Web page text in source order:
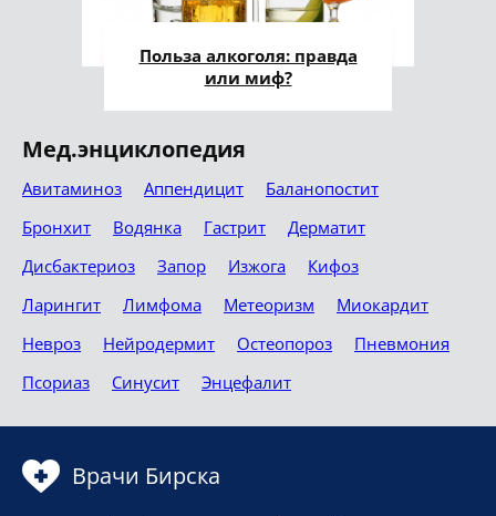
Польза алкоголя: правда
или миф?
Мед.энциклопедия
Авитаминоз Аппендицит
Баланопостит
Бронхит
Водянка Гастрит
Дерматит
Дисбактериоз
Запор Изжога
Кифоз
Ларингит
Лимфома Метеоризм
Миокардит
Невроз
Нейродермит Остеопороз
Пневмония
Псориаз
Синусит Энцефалит
Врачи Бирска